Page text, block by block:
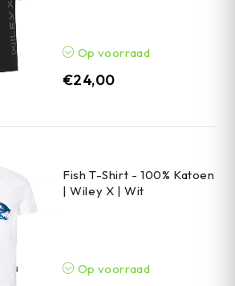
Op voorraad
€24,00
Fish T-Shirt - 100% Katoen
| Wiley X | Wit
Op voorraad